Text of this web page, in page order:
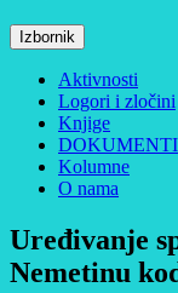
Izbornik
Aktivnosti
Logori i zločini
Knjige
DOKUMENTI
Kolumne
O nama
Uređivanje
Nemetinu